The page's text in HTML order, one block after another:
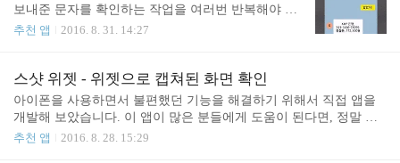
보내준 문자를 확인하는 작업을 여러번 반복해야 합
니다. 다들 이런 경험 있으시죠? 아이폰 답지 않게 너
위젯은 최근에 캡쳐한 화면을 위젯으로 확인 가능합
니다. 이용 방법은 아주 간단합니다.1. 참고 할 정보
를 스크린 샷 (홈버튼+슬립버튼 동시 누름)한다.2. 이
정보를 입력 할 다른 앱에서 손으로 화면 위에서 아
래로 내린다.3. 스샷 위젯에 표시된 내용을 입력한다.
추천 앱 2016. 8. 31. 14:27
스샷 위젯 - 위젯으로 캡쳐된 화면 확인
아이폰을 사용하면서 불편했던 기능을 해결하기 위해서 직접 앱을
개발해 보았습니다. 이 앱이 많은 분들에게 도움이 된다면, 정말 보
람 될 것 같습니다. 앱 소개 문자로 보내준 계좌에 이체를 할 경우,
추천 앱 2016. 8. 28. 15:29